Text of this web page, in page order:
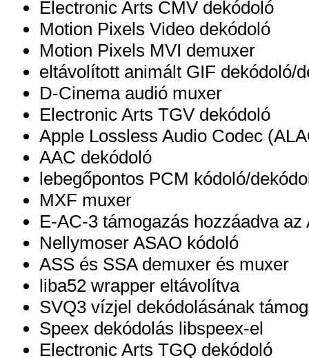
Electronic Arts CMV dekódoló
Motion Pixels Video dekódoló
Motion Pixels MVI demuxer
eltávolított animált GIF dekódoló/
D-Cinema audió muxer
Electronic Arts TGV dekódoló
Apple Lossless Audio Codec
AAC dekódoló
lebegőpontos PCM kódoló/
MXF muxer
E-AC-3 támogazás hozzáadva
Nellymoser ASAO kódoló
ASS és SSA demuxer és muxer
liba52 wrapper eltávolítva
SVQ3 vízjel dekódolásának
Speex dekódolás libspeex-el
Electronic Arts TGQ dekódoló